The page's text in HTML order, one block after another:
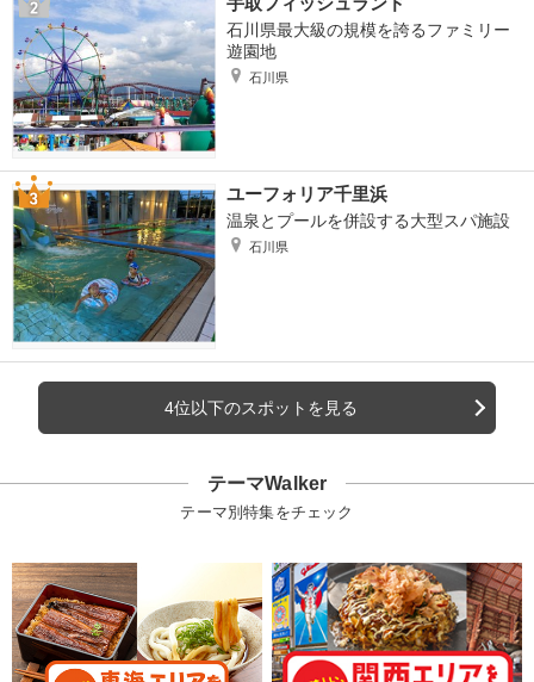
石川県最大級の規模を誇るファミリー
遊園地
石川県
ユーフォリア千里浜
温泉とプールを併設する大型スパ施設
石川県
4位以下のスポットを見る
テーマWalker
テーマ別特集をチェック